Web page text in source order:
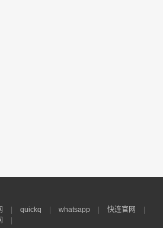
quickq whatsapp 快连官网